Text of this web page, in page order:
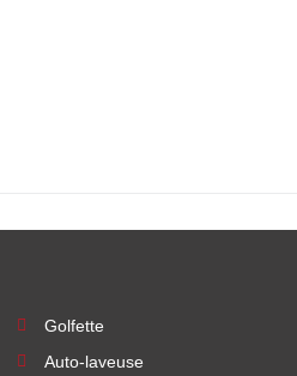
Golfette
Auto-laveuse